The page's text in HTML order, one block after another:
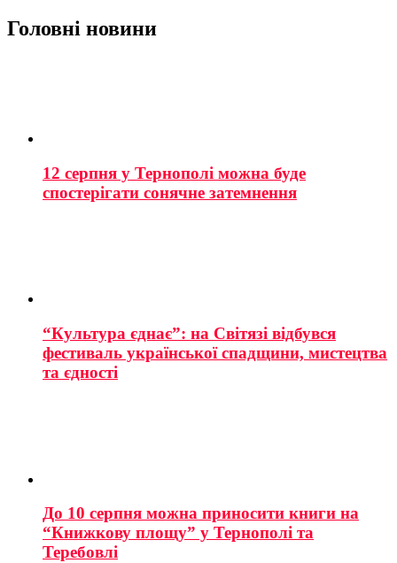
Головні новини
12 серпня у Тернополі можна буде
спостерігати сонячне затемнення
“Культура єднає”: на Світязі відбувся
фестиваль української спадщини, мистецтва
та єдності
До 10 серпня можна приносити книги на
“Книжкову площу” у Тернополі та
Теребовлі